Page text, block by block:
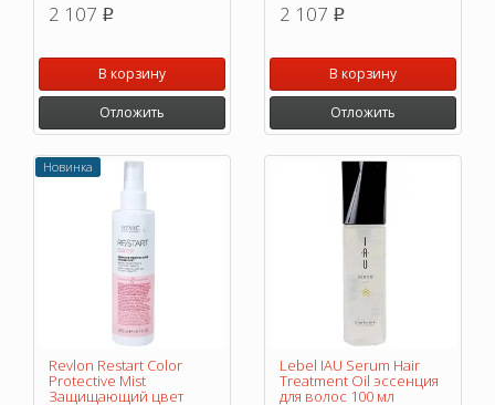
2 107 p
В корзину
Отложить
2 107 p
В корзину
Отложить
Новинка
Revlon Restart Color
Protective Mist
Защищающий цвет
Lebel IAU Serum Hair
Treatment Oil эссенция
для волос 100 мл